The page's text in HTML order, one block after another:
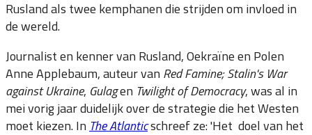
Rusland als twee kemphanen die strijden om invloed in
de wereld.
Journalist en kenner van Rusland, Oekraïne en Polen
Anne Applebaum, auteur van Red Famine; Stalin's War
against Ukraine, Gulagen Twilight of Democracy, was al in
mei vorig jaar duidelijk over de strategie die het Westen
moet kiezen. In The Atlanticschreef ze: 'Het doel van het